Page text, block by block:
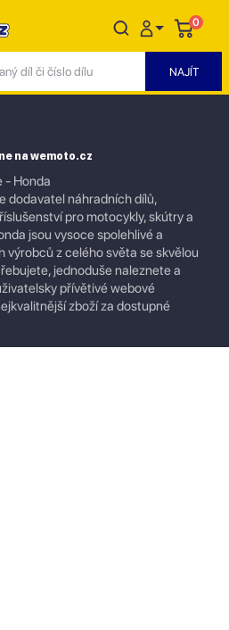
0
na wemoto.cz
- Honda
dodavatel náhradních dílů,
pro motocykly, skútry a
jsou vysoce spolehlivé a
výrobců z celého světa se skvělou
jednoduše naleznete a
přívětivé webové
zboží za dostupné